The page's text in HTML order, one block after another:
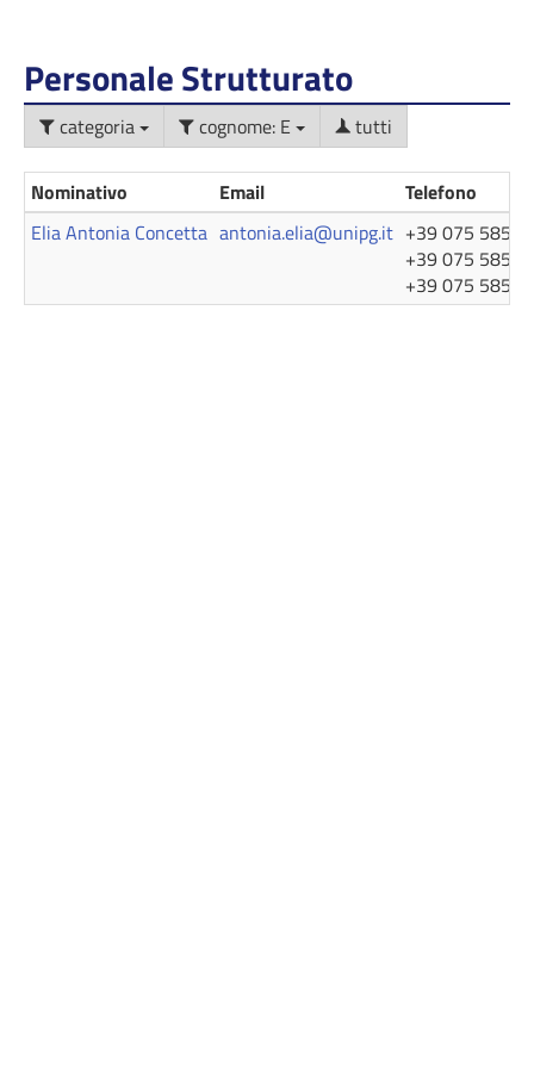
Personale Strutturato
categoria cognome: E tutti
Nominativo Email
Telefono
Elia Antonia Concetta antonia.elia@unipg.it +39 075 585
+39 075 585
+39 075 585